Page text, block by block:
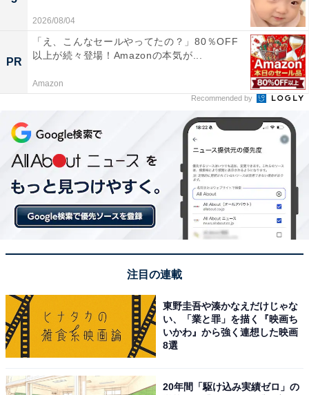
2026/08/04
PR
「え、こんなセールやってたの？」80％OFF
以上が続々登場！Amazonの本気が...
Amazon
Recommended by
注目の連載
東野圭吾や湊かなえだけじゃな
い、「業と罪」を描く『映画ち
いかわ』から強く連想した映画
8選
20年間「駆け込み実績ゼロ」の